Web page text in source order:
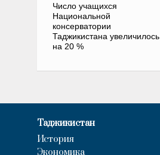
Число учащихся
Национальной
консерватории
Таджикистана увеличилось
на 20 %
Таджикистан
История
Экономика